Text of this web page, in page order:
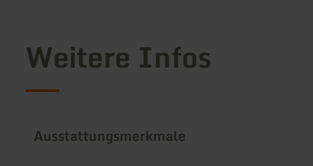
Weitere Infos
Ausstattungsmerkmale